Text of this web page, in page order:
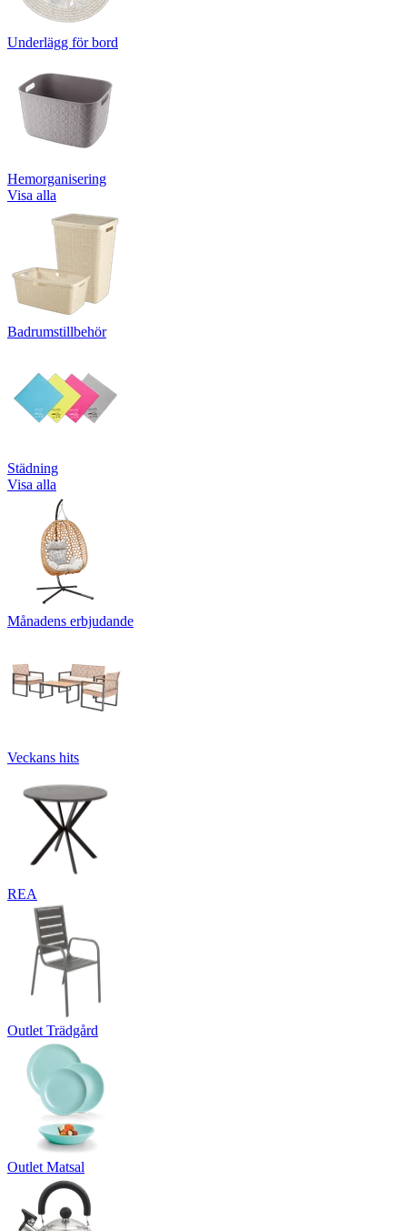
Underlägg för bord
Hemorganisering
Visa alla
Badrumstillbehör
Städning
Visa alla
Månadens erbjudande
Veckans hits
REA
Outlet Trädgård
Outlet Matsal